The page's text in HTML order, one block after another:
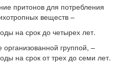
притонов для потребления
веществ –
на срок до четырех лет.
группой, –
на срок от трех до семи лет.